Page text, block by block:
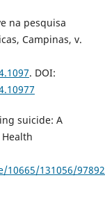
na pesquisa
Campinas, v.
. DOI:
suicide: A
131056/